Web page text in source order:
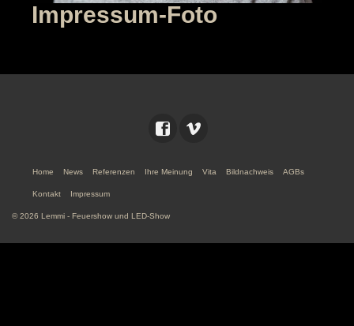
Impressum-Foto
Home News Referenzen Ihre Meinung Vita Bildnachweis AGBs
Kontakt Impressum
© 2026 Lemmi - Feuershow und LED-Show